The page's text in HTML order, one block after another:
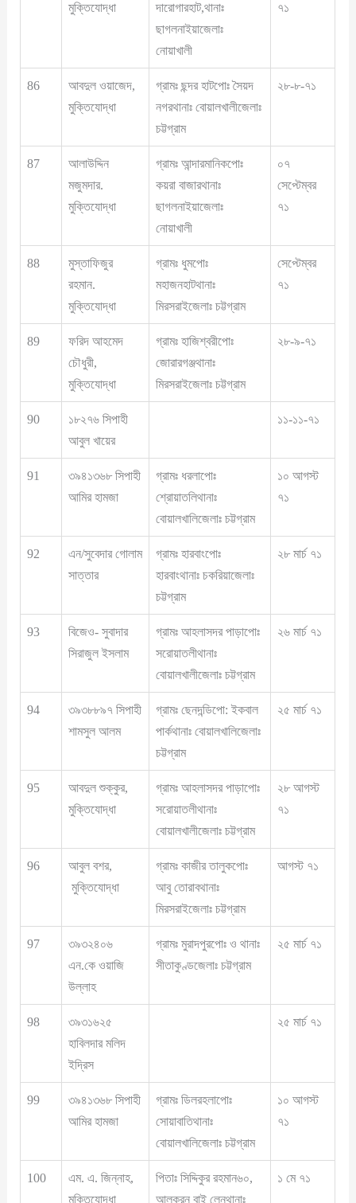
মুক্তিযোদ্ধা
দারোগারহাট,থানাঃ
ছাগলনাইয়াজেলাঃ
নোয়াখালী
৭১
86
আবদুল ওয়াজেদ,
মুক্তিযোদ্ধা
গ্রামঃ ছন্দর হাটপোঃ সৈয়দ
নগরথানাঃ বোয়ালখালীজেলাঃ
চট্টগ্রাম
২৮-৮-৭১
87
আলাউদ্দিন
মজুমদার.
মুক্তিযোদ্ধা
গ্রামঃ আন্দারমানিকপোঃ
কয়রা বাজারথানাঃ
ছাগলনাইয়াজেলাঃ
নোয়াখালী
০৭
সেপ্টেম্বর
৭১
88
মুস্তাফিজুর
রহমান.
মুক্তিযোদ্ধা
গ্রামঃ ধুমপোঃ
মহাজনহাটথানাঃ
মিরসরাইজেলাঃ চট্টগ্রাম
সেপ্টেম্বর
৭১
89
ফরিদ আহমেদ
চৌধুরী,
মুক্তিযোদ্ধা
গ্রামঃ হাজিশ্বরীপোঃ
জোরারগঞ্জথানাঃ
মিরসরাইজেলাঃ চট্টগ্রাম
২৮-৯-৭১
90
১৮২৭৬ সিপাহী
আবুল খায়ের
১১-১১-৭১
91
৩৯৪১৩৬৮ সিপাহী
আমির হামজা
গ্রামঃ ধরলাপোঃ
শ্রোয়াতলিথানাঃ
বোয়ালখালিজেলাঃ চট্টগ্রাম
১০ আগস্ট
৭১
92
এন/সুবেদার গোলাম
সাত্তার
গ্রামঃ হারবাংপোঃ
হারবাংথানাঃ চকরিয়াজেলাঃ
চট্টগ্রাম
২৮ মার্চ ৭১
93
বিজেও- সুবাদার
সিরাজুল ইসলাম
গ্রামঃ আহলাসদর পাড়াপোঃ
সরোয়াতলীথানাঃ
বোয়ালখালীজেলাঃ চট্টগ্রাম
২৬ মার্চ ৭১
94
৩৯৩৮৮৯৭ সিপাহী
শামসুল আলম
গ্রামঃ ছেনদন্ডিপো: ইকবাল
পার্কথানাঃ বোয়ালখালিজেলাঃ
চট্টগ্রাম
২৫ মার্চ ৭১
95
আবদুল শুক্কুর,
মুক্তিযোদ্ধা
গ্রামঃ আহলাসদর পাড়াপোঃ
সরোয়াতলীথানাঃ
বোয়ালখালীজেলাঃ চট্টগ্রাম
২৮ আগস্ট
৭১
96
আবুল বশর,
মুক্তিযোদ্ধা
গ্রামঃ কাজীর তালুকপোঃ
আবু তোরাবথানাঃ
মিরসরাইজেলাঃ চট্টগ্রাম
আগস্ট ৭১
97
৩৯৩২৪০৬
এন.কে ওয়াজি
উল্লাহ
গ্রামঃ মুরাদপুরপোঃ ও থানাঃ
সীতাকুণ্ডজেলাঃ চট্টগ্রাম
২৫ মার্চ ৭১
98
৩৯৩১৬২৫
হাবিলদার মলিদ
ইদ্রিস
২৫ মার্চ ৭১
99
৩৯৪১৩৬৮ সিপাহী
আমির হামজা
গ্রামঃ ডিলরহলাপোঃ
সোয়াবাতিথানাঃ
বোয়ালখালিজেলাঃ চট্টগ্রাম
১০ আগস্ট
৭১
100
এম. এ. জিন্নাহ,
মুক্তিযোদ্ধা
পিতাঃ সিদ্দিকুর রহমান৬০,
আলকরন বাই লেনথানাঃ
১ মে ৭১